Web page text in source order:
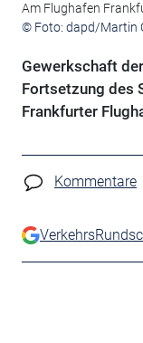
Am Flughafen
© Foto: dapd/Martin
Gewerkschaft
Fortsetzung des
Frankfurter
Kommentare